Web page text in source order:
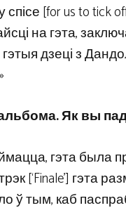
спісе [for us to
на гэта,
дзеці з
Як вы
гэта была
[‘Finale’] гэта
ў тым, каб